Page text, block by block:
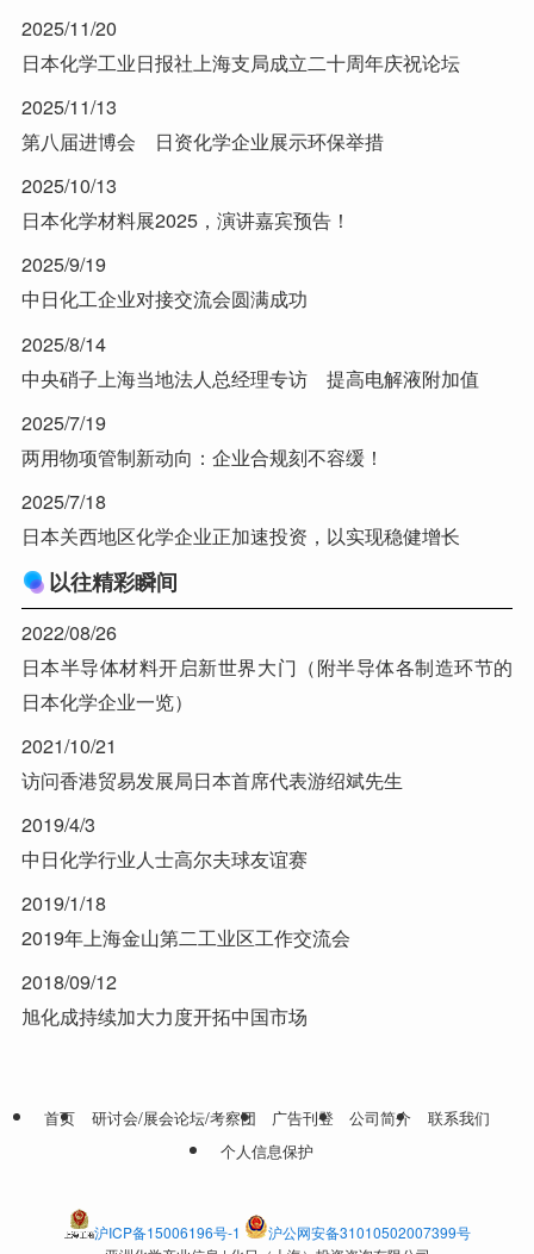
2025/11/20
日本化学工业日报社上海支局成立二十周年庆祝论坛
2025/11/13
第八届进博会 日资化学企业展示环保举措
2025/10/13
日本化学材料展2025，演讲嘉宾预告！
2025/9/19
中日化工企业对接交流会圆满成功
2025/8/14
中央硝子上海当地法人总经理专访 提高电解液附加值
2025/7/19
两用物项管制新动向：企业合规刻不容缓！
2025/7/18
日本关西地区化学企业正加速投资，以实现稳健增长
以往精彩瞬间
2022/08/26
日本半导体材料开启新世界大门（附半导体各制造环节的
日本化学企业一览）
2021/10/21
访问香港贸易发展局日本首席代表游绍斌先生
2019/4/3
中日化学行业人士高尔夫球友谊赛
2019/1/18
2019年上海金山第二工业区工作交流会
2018/09/12
旭化成持续加大力度开拓中国市场
首页 研讨会/展会论坛/考察团 广告刊登 公司简介
联系我们
个人信息保护
沪ICP备15006196号-1
沪公网安备31010502007399号